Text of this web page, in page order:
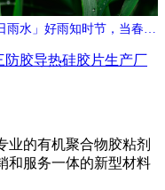
雨水」好雨知时节，当春乃
防胶导热硅胶片生产厂
业的有机聚合物胶粘剂
和服务一体的新型材料